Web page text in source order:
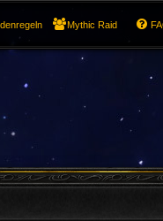
Mythic Raid